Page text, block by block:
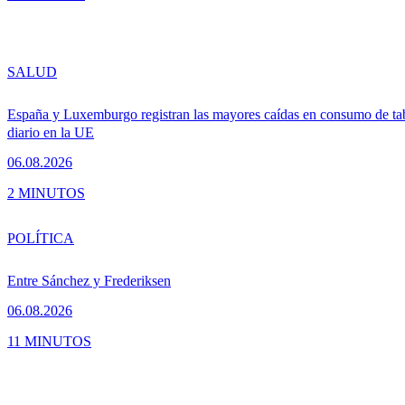
España y Luxemburgo registran las mayores caídas en consumo de
diario en la UE
06.08.2026
SALUD
2 MINUTOS
Entre Sánchez y Frederiksen
06.08.2026
POLÍTICA
11 MINUTOS